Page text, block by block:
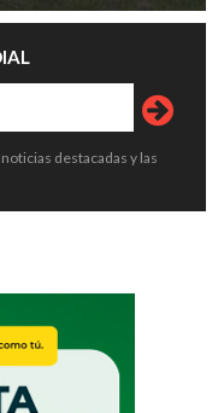
destacadas y las